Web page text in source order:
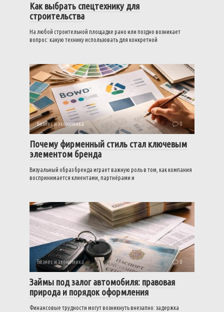
Как выбрать спецтехнику для
строительства
На любой строительной площадке рано или поздно возникает
вопрос: какую технику использовать для конкретной
Бизнес и экономика 0
Почему фирменный стиль стал ключевым
элементом бренда
Визуальный образ бренда играет важную роль в том, как компания
воспринимается клиентами, партнёрами и
Бизнес и экономика 0
Займы под залог автомобиля: правовая
природа и порядок оформления
Финансовые трудности могут возникнуть внезапно: задержка